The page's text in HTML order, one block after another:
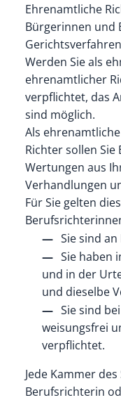
Ehrenamtliche
Bürgerinnen und
Werden Sie als
ehrenamtlicher
verpflichtet, das
sind möglich.
Als
Richter sollen
Wertungen aus
Verhandlungen
Für Sie gelten
Sie sind
Sie haben
und in der
und dieselbe
Sie sind
weisungsfrei
verpflichtet.
Jede Kammer
Berufsrichterin